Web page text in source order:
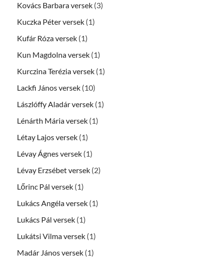
Kovács Barbara versek (3)
Kuczka Péter versek (1)
Kufár Róza versek (1)
Kun Magdolna versek (1)
Kurczina Terézia versek (1)
Lackfi János versek (10)
Lászlóffy Aladár versek (1)
Lénárth Mária versek (1)
Létay Lajos versek (1)
Lévay Ágnes versek (1)
Lévay Erzsébet versek (2)
Lőrinc Pál versek (1)
Lukács Angéla versek (1)
Lukács Pál versek (1)
Lukátsi Vilma versek (1)
Madár János versek (1)